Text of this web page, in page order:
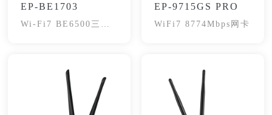
EP-BE1703
Wi-Fi7 BE6500三频
EP-9715GS PRO
WiFi7 8774Mbps网卡